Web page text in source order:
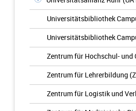
Universitätsbibliothek
Universitätsbibliothek
Zentrum für Hochschul-
Zentrum für Lehrerbildung
Zentrum für Logistik und